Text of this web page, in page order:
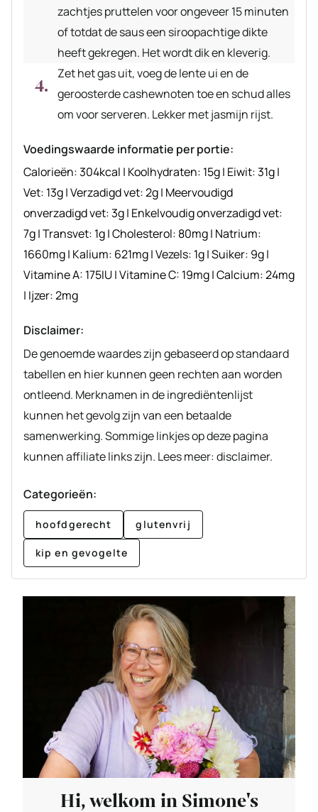
zachtjes pruttelen voor ongeveer 15 minuten
of totdat de saus een siroopachtige dikte
heeft gekregen. Het wordt dik en kleverig.
Zet het gas uit, voeg de lente ui en de
geroosterde cashewnoten toe en schud alles
om voor serveren. Lekker met jasmijn rijst.
Voedingswaarde informatie per portie:
Calorieën:304kcal | Koolhydraten: 15g| Eiwit:31g|
Vet: 13g|Verzadigd vet:2g| Meervoudigd
onverzadigd vet:3g| Enkelvoudig onverzadigd vet:
7g|Transvet: 1g|Cholesterol: 80mg| Natrium:
1660mg| Kalium: 621mg|Vezels: 1g|Suiker: 9g|
Vitamine A: 175IU|Vitamine C: 19mg|Calcium:24mg
| Ijzer:2mg
Disclaimer:
De genoemde waardes zijn gebaseerd op standaard
tabellen en hier kunnen geen rechten aan worden
ontleend. Merknamen in de ingrediëntenlijst
kunnen het gevolg zijn van een betaalde
samenwerking. Sommige linkjes op deze pagina
kunnen affiliate links zijn. Lees meer: disclaimer.
Categorieën:
hoofdgerecht glutenvrij
kip en gevogelte
Hi, welkom in Simone's